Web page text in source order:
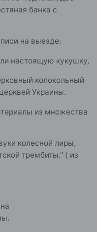
банка с
на выезде:
настоящую кукушку,
колокольный
Украины.
из множества
колесной лиры,
трембиты." ( из